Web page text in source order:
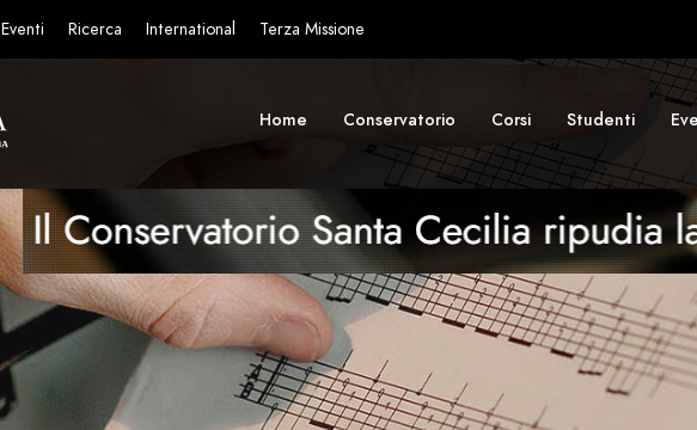
Eventi Ricerca International Terza Missione
Home Conservatorio Corsi Studenti